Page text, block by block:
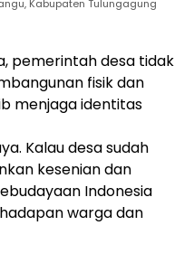
Kabupaten Tulungagung
pemerintah desa tidak
fisik dan
menjaga identitas
Kalau desa sudah
kesenian dan
Indonesia
warga dan